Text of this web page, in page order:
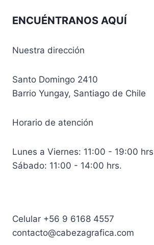
ENCUÉNTRANOS AQUÍ
Nuestra dirección
Santo Domingo 2410
Barrio Yungay, Santiago de Chile
Horario de atención
Lunes a Viernes: 11:00 - 19:00 hrs
Sábado: 11:00 - 14:00 hrs.
Celular +56 9 6168 4557
contacto@cabezagrafica.com